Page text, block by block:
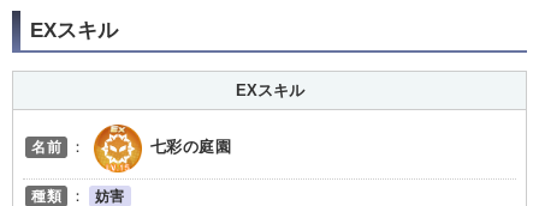
EXスキル
EXスキル
名前 ： 七彩の庭園
種類 ：
妨害